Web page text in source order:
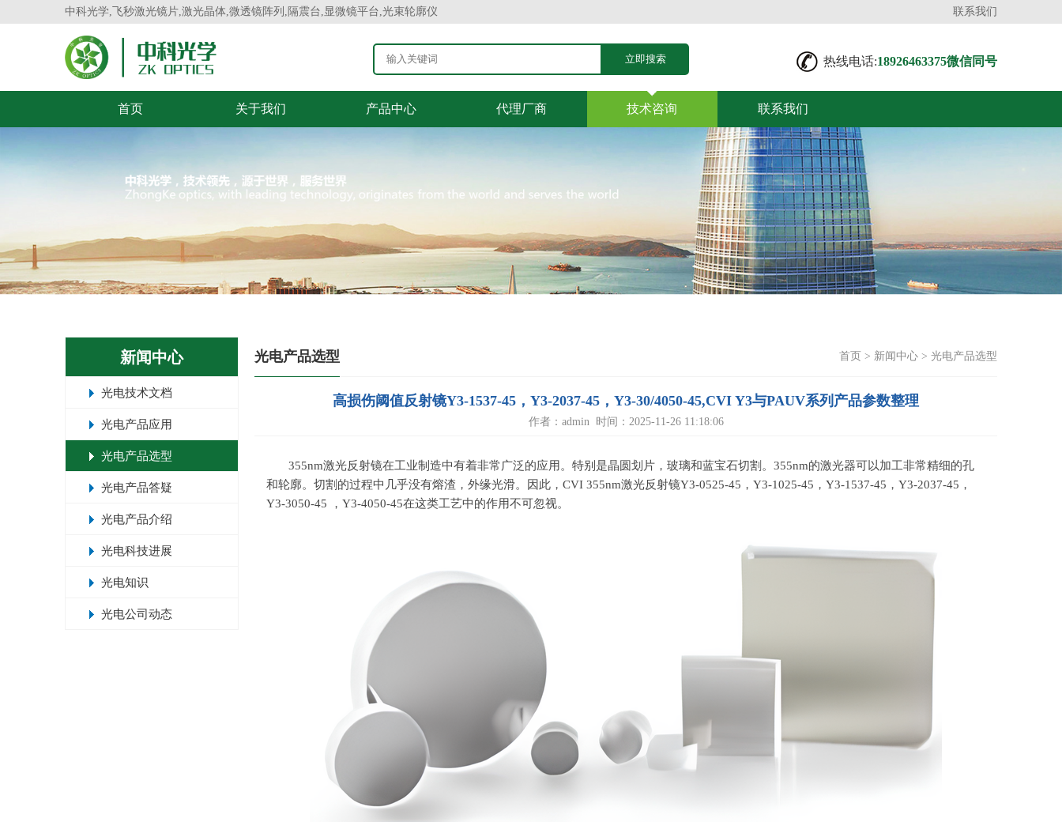
中科光学,飞秒激光镜片,激光晶体,微透镜阵列,隔震台,显微镜平台,光束轮廓仪 联系我们
热线电话:18926463375微信同号
首页 关于我们 产品中心 代理厂商 技术咨询 联系我们
新闻中心
光电技术文档
光电产品应用
光电产品选型
光电产品答疑
光电产品介绍
光电科技进展
光电知识
光电公司动态
光电产品选型 首页 > 新闻中心 > 光电产品选型
高损伤阈值反射镜Y3-1537-45，Y3-2037-45，Y3-30/4050-45,CVI Y3与PAUV系列产品参数整理
作者：admin 时间：2025-11-26 11:18:06
355nm激光反射镜在工业制造中有着非常广泛的应用。特别是晶圆划片，玻璃和蓝宝石切割。 355nm的激光器可以加工非常精细的孔
和轮廓。切割的过程中几乎没有熔渣，外缘光滑。因此， CVI 355nm激光反射镜Y3-0525-45 ， Y3-1025-45 ， Y3-1537-45 ， Y3-2037-45 ，
Y3-3050-45
， Y3-4050-45在这类工艺中的作用不可忽视。